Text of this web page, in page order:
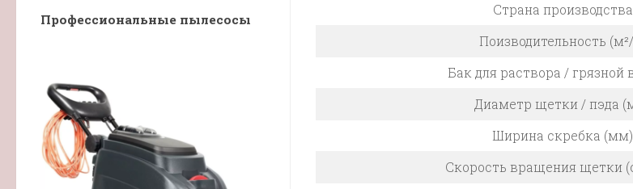
Страна производства
Поизводительность
Бак для раствора / грязной
Диаметр щетки / пэда
Ширина скребка (мм)
Скорость вращения щетки
Профессиональные пылесосы